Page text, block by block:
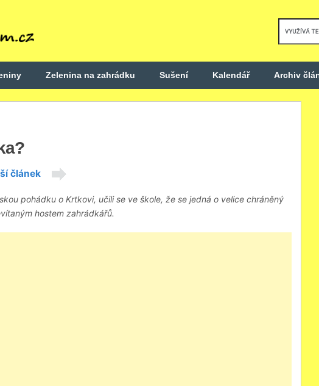
Zelenina na zahrádku Sušení Kalendář Archiv
článek
pohádku o Krtkovi, učili se ve škole, že se jedná o velice chráněný
hostem zahrádkářů.